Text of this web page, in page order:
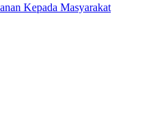
Kepada Masyarakat